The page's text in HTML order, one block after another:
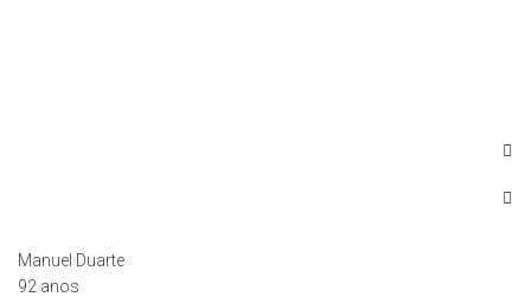
Manuel Duarte
92 anos